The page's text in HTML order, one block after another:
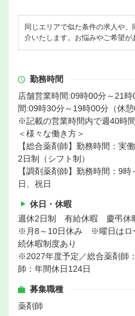
同じエリアで似た条件の求人や
介いたします。お悩みやご希望
勤務時間
店舗営業時間:09時00分～21
間:09時30分～19時00分（休憩
※記載の営業時間内で週40時
＜様々な働き方＞
【総合薬剤師】勤務時間：実
2日制（シフト制）
【調剤薬剤師】勤務時間：9
日、祝日
休日・休暇
週休2日制 有給休暇 慶弔休
※月8～10日休み ※曜日はロ
続休暇制度あり
※2027年度予定／総合薬剤師
師：年間休日124日
募集職種
薬剤師